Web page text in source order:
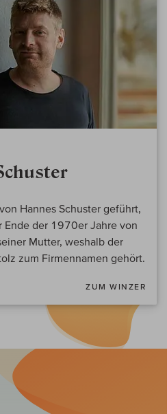
Hannes Schuster geführt,
Ende der 1970er Jahre von
Mutter, weshalb der
zum Firmennamen gehört.
ZUM WINZER